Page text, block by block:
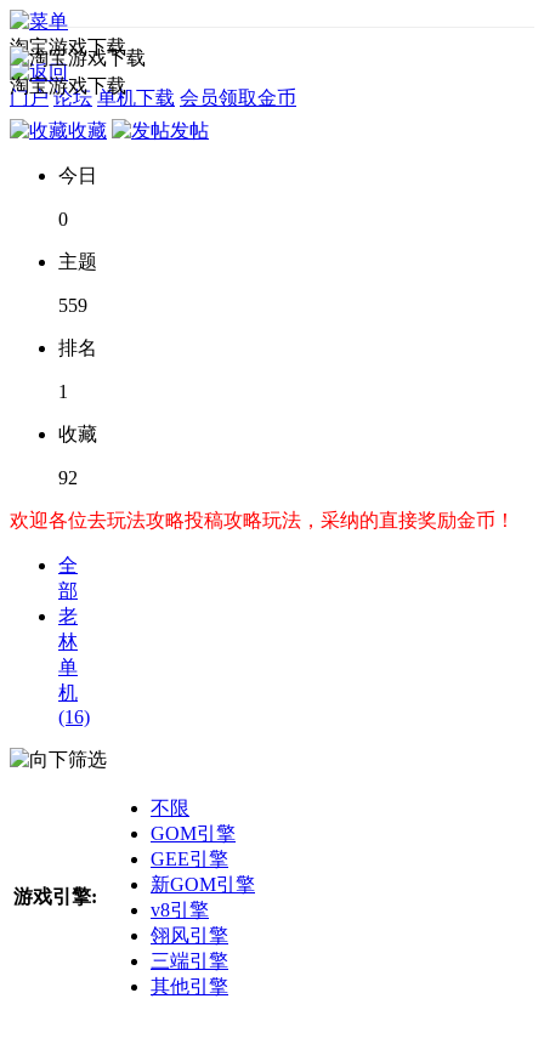
淘宝游戏下载
门户 论坛 单机下载 会员领取金币
淘宝游戏下载
收藏 发帖
今日
0
主题
559
排名
1
收藏
92
欢迎各位去玩法攻略投稿攻略玩法，采纳的直接奖励金币！
全
部
老
林
单
机
(16)
筛选
游戏引擎:
不限
GOM引擎
GEE引擎
新GOM引擎
v8引擎
翎风引擎
三端引擎
其他引擎